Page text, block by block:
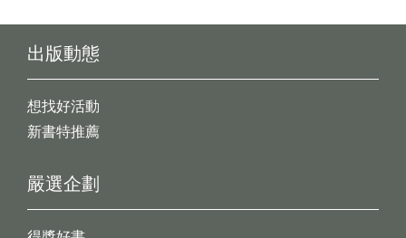
出版動態
想找好活動
新書特推薦
嚴選企劃